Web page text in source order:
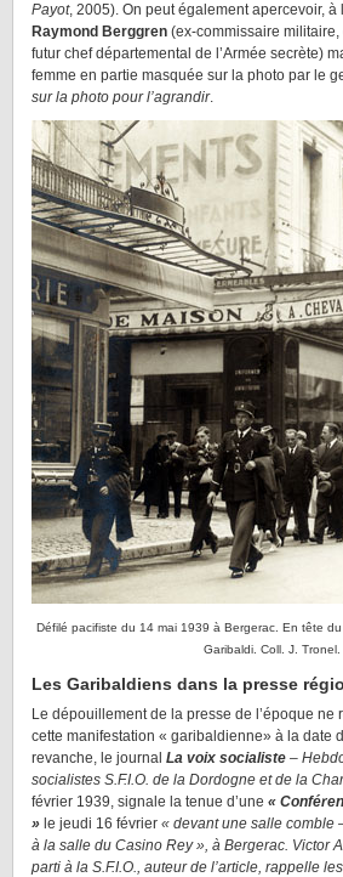
Payot, 2005). On peut également apercevoir, à
Raymond Berggren (ex-commissaire
futur chef départemental de l’Armée secrète)
femme en partie masquée sur la photo par le
sur la photo pour l’agrandir.
Défilé pacifiste du 14 mai 1939 à Bergerac. En tête
Garibaldi. Coll. J. Tronel.
Les Garibaldiens dans la presse
Le dépouillement de la presse de l’époque ne
cette manifestation « garibaldienne» à la date
revanche, le journal La voix socialiste –
socialistes S.F.I.O. de la Dordogne et de la
février 1939, signale la tenue d’une «
» le jeudi 16 février « devant une salle comble
à la salle du Casino Rey », à Bergerac. Victor
parti à la S.F.I.O., auteur de l’article, rappelle